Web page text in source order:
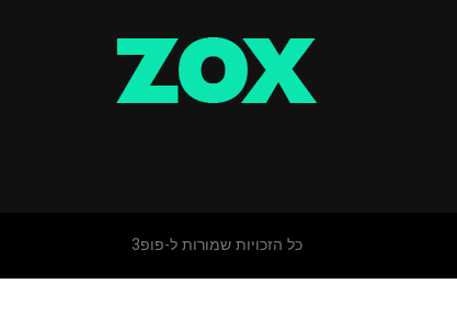
כל הזכויות שמורות ל-פופ3